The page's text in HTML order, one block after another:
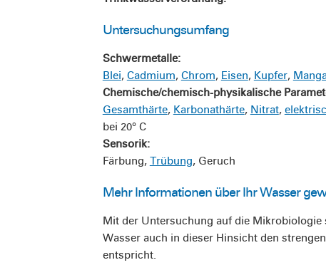
Untersuchungsumfang
Schwermetalle:
Blei, Cadmium, Chrom, Eisen, Kupfer,
Chemische/chemisch-physikalische
Gesamthärte, Karbonathärte, Nitrat,
bei 20° C
Sensorik:
Färbung, Trübung, Geruch
Mehr Informationen über Ihr Wasser
Mit der Untersuchung auf die
Wasser auch in dieser Hinsicht den
entspricht.